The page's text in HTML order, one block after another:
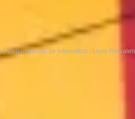
Departamento de Informática - Liceo